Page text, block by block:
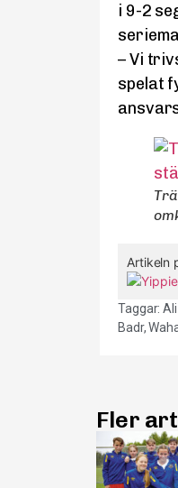
i 9-2
– Vi
spelat
Artikeln
Taggar:
Badr,
Fler